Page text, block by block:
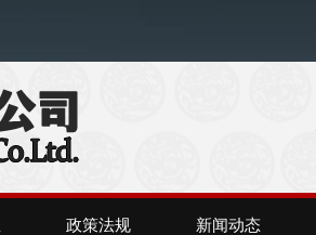
政策法规 新闻动态